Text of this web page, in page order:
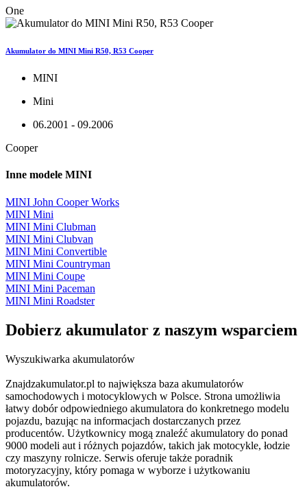
One
Akumulator do MINI Mini R50, R53 Cooper
MINI
Mini
06.2001 - 09.2006
Cooper
Inne modele MINI
MINI John Cooper Works
MINI Mini
MINI Mini Clubman
MINI Mini Clubvan
MINI Mini Convertible
MINI Mini Countryman
MINI Mini Coupe
MINI Mini Paceman
MINI Mini Roadster
Dobierz akumulator z naszym wsparciem
Wyszukiwarka akumulatorów
Znajdzakumulator.pl to największa baza akumulatorów
samochodowych i motocyklowych w Polsce. Strona umożliwia
łatwy dobór odpowiedniego akumulatora do konkretnego modelu
pojazdu, bazując na informacjach dostarczanych przez
producentów. Użytkownicy mogą znaleźć akumulatory do ponad
9000 modeli aut i różnych pojazdów, takich jak motocykle, łodzie
czy maszyny rolnicze. Serwis oferuje także poradnik
motoryzacyjny, który pomaga w wyborze i użytkowaniu
akumulatorów.